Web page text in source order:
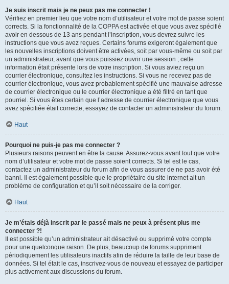
Je suis inscrit mais je ne peux pas me connecter !
Vérifiez en premier lieu que votre nom d’utilisateur et votre mot de passe soient
corrects. Si la fonctionnalité de la COPPA est activée et que vous avez spécifié
avoir en dessous de 13 ans pendant l’inscription, vous devrez suivre les
instructions que vous avez reçues. Certains forums exigeront également que
les nouvelles inscriptions doivent être activées, soit par vous-même ou soit par
un administrateur, avant que vous puissiez ouvrir une session ; cette
information était présente lors de votre inscription. Si vous aviez reçu un
courrier électronique, consultez les instructions. Si vous ne recevez pas de
courrier électronique, vous avez probablement spécifié une mauvaise adresse
de courrier électronique ou le courrier électronique a été filtré en tant que
pourriel. Si vous êtes certain que l’adresse de courrier électronique que vous
avez spécifiée était correcte, essayez de contacter un administrateur du forum.
Haut
Pourquoi ne puis-je pas me connecter ?
Plusieurs raisons peuvent en être la cause. Assurez-vous avant tout que votre
nom d’utilisateur et votre mot de passe soient corrects. Si tel est le cas,
contactez un administrateur du forum afin de vous assurer de ne pas avoir été
banni. Il est également possible que le propriétaire du site internet ait un
problème de configuration et qu’il soit nécessaire de la corriger.
Haut
Je m’étais déjà inscrit par le passé mais ne peux à présent plus me
connecter ?!
Il est possible qu’un administrateur ait désactivé ou supprimé votre compte
pour une quelconque raison. De plus, beaucoup de forums suppriment
périodiquement les utilisateurs inactifs afin de réduire la taille de leur base de
données. Si tel était le cas, inscrivez-vous de nouveau et essayez de participer
plus activement aux discussions du forum.